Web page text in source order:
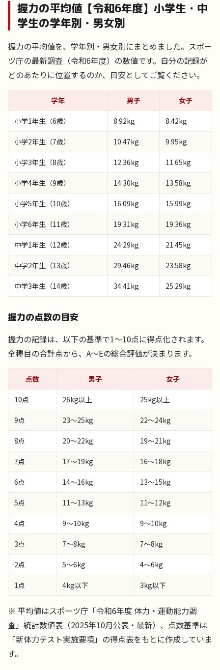
握力の平均値【令和6年度】小学生・中
学生の学年別・男女別
握力の平均値を、学年別・男女別にまとめました。スポー
ツ庁の最新調査（令和6年度）の数値です。自分の記録が
どのあたりに位置するのか、目安としてご覧ください。
学年 男子 女子
小学1年生（6歳） 8.92kg 8.42kg
小学2年生（7歳） 10.47kg 9.95kg
小学3年生（8歳） 12.36kg 11.65kg
小学4年生（9歳） 14.30kg 13.58kg
小学5年生（10歳） 16.09kg 15.99kg
小学6年生（11歳） 19.31kg 19.36kg
中学1年生（12歳） 24.29kg 21.45kg
中学2年生（13歳） 29.46kg 23.58kg
中学3年生（14歳） 34.41kg 25.29kg
握力の点数の目安
握力の記録は、以下の基準で1〜10点に得点化されます。
全種目の合計点から、A〜Eの総合評価が決まります。
点数 男子 女子
10点 26kg以上 25kg以上
9点 23〜25kg 22〜24kg
8点 20〜22kg 19〜21kg
7点 17〜19kg 16〜18kg
6点 14〜16kg 13〜15kg
5点 11〜13kg 11〜12kg
4点 9〜10kg 9〜10kg
3点 7〜8kg 7〜8kg
2点 5〜6kg 4〜6kg
1点 4kg以下 3kg以下
※ 平均値はスポーツ庁「令和6年度 体力・運動能力調
査」統計数値表（2025年10月公表・最新）、点数基準は
「新体力テスト実施要項」の得点表をもとに作成していま
す。